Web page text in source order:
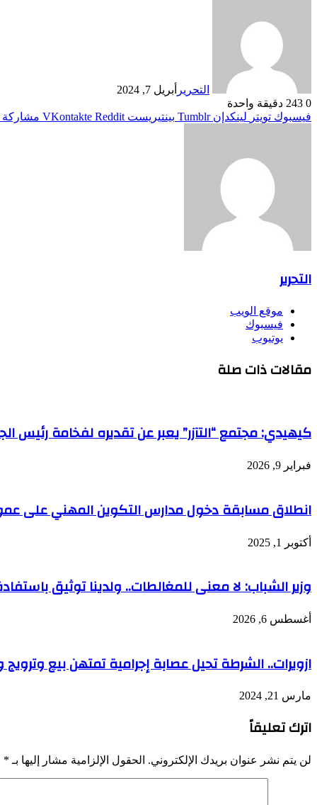
التحرير أبريل 7, 2024
0
دقيقة واحدة
فيسبوك تويتر لينكدإن بينتيريست مشاركة
التحرير
موقع الويب
فيسبوك
يوتيوب
مقالات ذات صلة
كيهيدي: مجتمع “التآزر” يعبر عن تقديره لفخامة
فبراير 9, 2026
انطلاق مسابقة دخول مدارس التكوين المهني على
أكتوبر 1, 2025
وزير الشباب: لا معنى للمغالطات.. ولدينا توثيق باستفادة
أغسطس 6, 2026
ازويرات.. الشرطة تحيل عصابة إجرامية تمتهن بيع وترويج
مارس 21, 2024
اترك تعليقاً
لن يتم نشر عنوان بريدك الإلكتروني. الحقول الإلزامية مشار إليها بـ *